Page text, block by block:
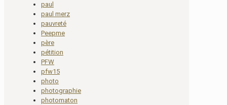
paul
paul merz
pauvreté
Peepme
père
pétition
PFW
pfw15
photo
photographie
photomaton